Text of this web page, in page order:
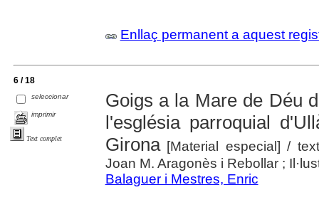
Enllaç permanent a aquest
6 / 18
seleccionar
imprimir
Text complet
Goigs a la Mare de Déu
l'església parroquial
Girona[Material especial]/
Joan M. Aragonès i Rebollar ;
Balaguer i Mestres, Enric